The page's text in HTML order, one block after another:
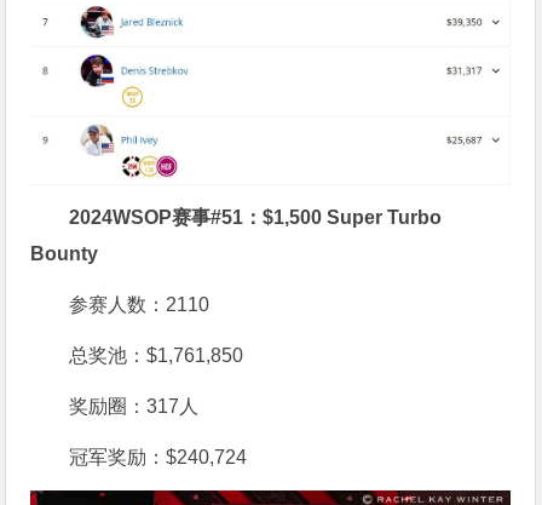
2024WSOP赛事#51：$1,500 Super Turbo
Bounty
参赛人数：2110
总奖池：$1,761,850
奖励圈：317人
冠军奖励：$240,724